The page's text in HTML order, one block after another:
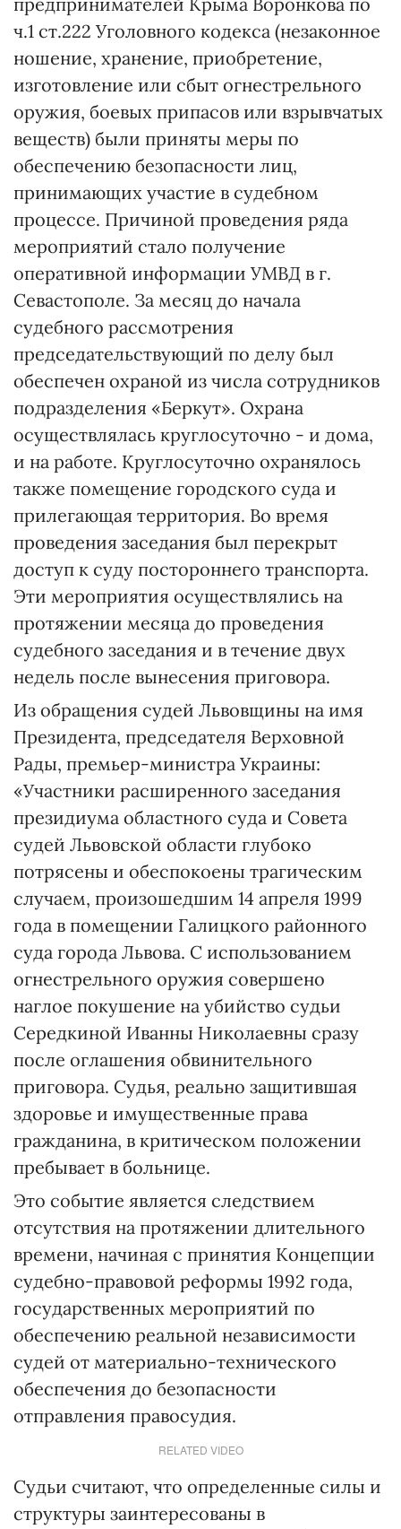
ч.1 ст.222 Уголовного кодекса (незаконное
ношение, хранение, приобретение,
изготовление или сбыт огнестрельного
оружия, боевых припасов или взрывчатых
веществ) были приняты меры по
обеспечению безопасности лиц,
принимающих участие в судебном
процессе. Причиной проведения ряда
мероприятий стало получение
оперативной информации УМВД в г.
Севастополе. За месяц до начала
судебного рассмотрения
председательствующий по делу был
обеспечен охраной из числа сотрудников
подразделения «Беркут». Охрана
осуществлялась круглосуточно - и дома,
и на работе. Круглосуточно охранялось
также помещение городского суда и
прилегающая территория. Во время
проведения заседания был перекрыт
доступ к суду постороннего транспорта.
Эти мероприятия осуществлялись на
протяжении месяца до проведения
судебного заседания и в течение двух
недель после вынесения приговора.
Из обращения судей Львовщины на имя
Президента, председателя Верховной
Рады, премьер-министра Украины:
«Участники расширенного заседания
президиума областного суда и Совета
судей Львовской области глубоко
потрясены и обеспокоены трагическим
случаем, произошедшим 14 апреля 1999
года в помещении Галицкого районного
суда города Львова. С использованием
огнестрельного оружия совершено
наглое покушение на убийство судьи
Середкиной Иванны Николаевны сразу
после оглашения обвинительного
приговора. Судья, реально защитившая
здоровье и имущественные права
гражданина, в критическом положении
пребывает в больнице.
Это событие является следствием
отсутствия на протяжении длительного
времени, начиная с принятия Концепции
судебно-правовой реформы 1992 года,
государственных мероприятий по
обеспечению реальной независимости
судей от материально-технического
обеспечения до безопасности
отправления правосудия.
RELATED VIDEO
Судьи считают, что определенные силы и
структуры заинтересованы в